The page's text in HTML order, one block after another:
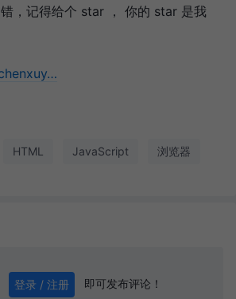
，记得给个 star ， 你的 star 是我
HTML JavaScript 浏览器
登录 / 注册 即可发布评论！